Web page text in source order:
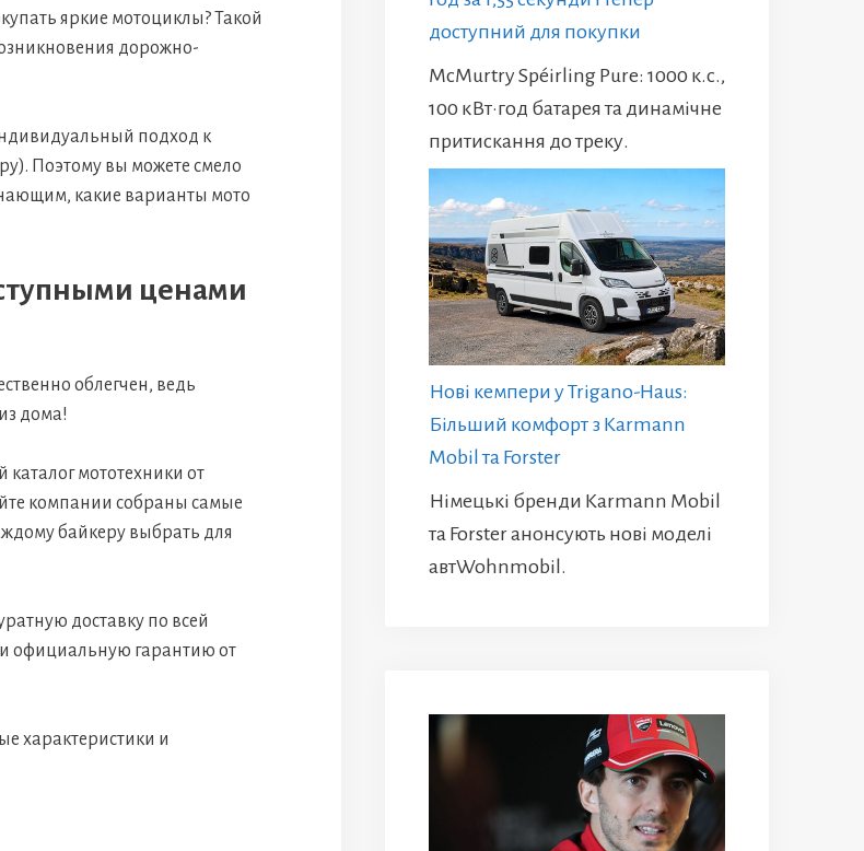
яркие мотоциклы? Такой
дорожно-
подход к
Поэтому вы можете смело
какие варианты мото
ценами
облегчен, ведь
дома!
мототехники от
компании собраны самые
байкеру выбрать для
доставку по всей
и официальную гарантию от
характеристики и
доступний для покупки
McMurtry Spéirling Pure: 1000 к.с.,
100 кВт·год батарея та динамічне
притискання до треку.
Нові кемпери у Trigano-Haus:
Більший комфорт з Karmann
Mobil та Forster
Німецькі бренди Karmann Mobil
та Forster анонсують нові моделі
автWohnmobil.